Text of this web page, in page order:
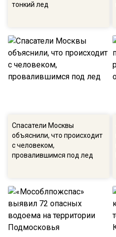
тонкий лед
Спасатели Москвы
объяснили, что происходит
с человеком,
провалившимся под лед